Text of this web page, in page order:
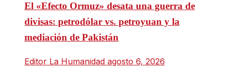
El «Efecto Ormuz» desata una guerra de
divisas: petrodólar vs. petroyuan y la
mediación de Pakistán
Editor La Humanidad agosto 6, 2026